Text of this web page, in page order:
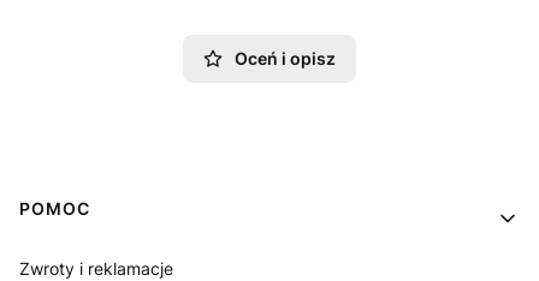
Oceń i opisz
Linki w stopce
POMOC
Zwroty i reklamacje